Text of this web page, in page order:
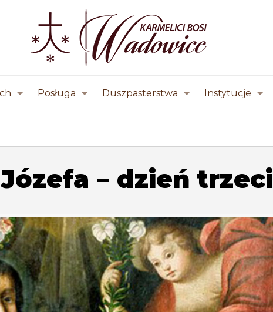
Posługa Duszpasterstwa Instytucje
– dzień trzeci